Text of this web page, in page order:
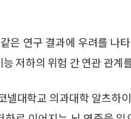
은 연구 결과에 우려를 나
저하의 위험 간 연관 관계
넬대학교 의과대학 알츠하